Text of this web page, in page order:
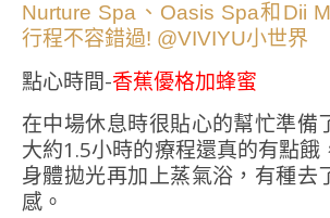
點心時間-香蕉優格加蜂蜜
在中場休息時很貼心的幫忙準備
大約1.5小時的療程還真的有點餓
身體拋光再加上蒸氣浴，有種去
感。